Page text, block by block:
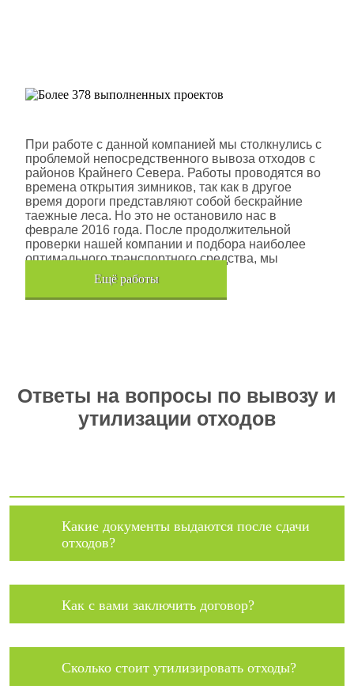
При работе с данной компанией мы столкнулись с
проблемой непосредственного вывоза отходов с
районов Крайнего Севера. Работы проводятся во
времена открытия зимников, так как в другое
время дороги представляют собой бескрайние
таежные леса. Но это не остановило нас в
феврале 2016 года. После продолжительной
проверки нашей компании и подбора наиболее
оптимального транспортного средства, мы
помогли данной компании.
Eщё работы
Ответы на вопросы по вывозу и
утилизации отходов
Какие документы выдаются после сдачи
отходов?
Как с вами заключить договор?
Сколько стоит утилизировать отходы?